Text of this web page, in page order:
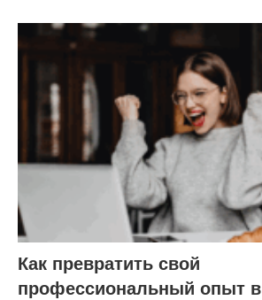
Как превратить свой
профессиональный опыт в